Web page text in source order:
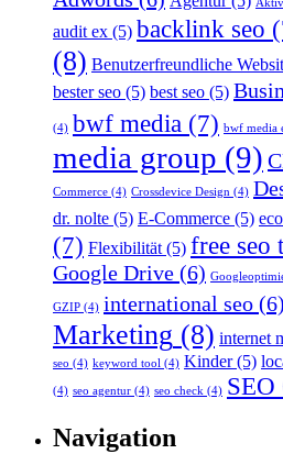
audit ex (5) backlink seo
(8) Benutzerfreundliche
bester seo (5) best seo (5)
(4) bwf media (7) bwf media
media group (9)
Commerce (4) Crossdevice Design (4)
dr. nolte (5) E-Commerce (5)
(7) Flexibilität (5) free seo
Google Drive (6)
GZIP (4) international seo (6)
Marketing (8) internet
seo (4) keyword tool (4) Kinder(5)
(4) seo agentur (4) seo check (4)
Navigation